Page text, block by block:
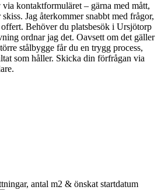
kontaktformuläret – gärna med mått,
Jag återkommer snabbt med frågor,
Behöver du platsbesök i Ursjötorp
ordnar jag det. Oavsett om det gäller
stålbygge får du en trygg process,
som håller. Skicka din förfrågan via
antal m2 & önskat startdatum